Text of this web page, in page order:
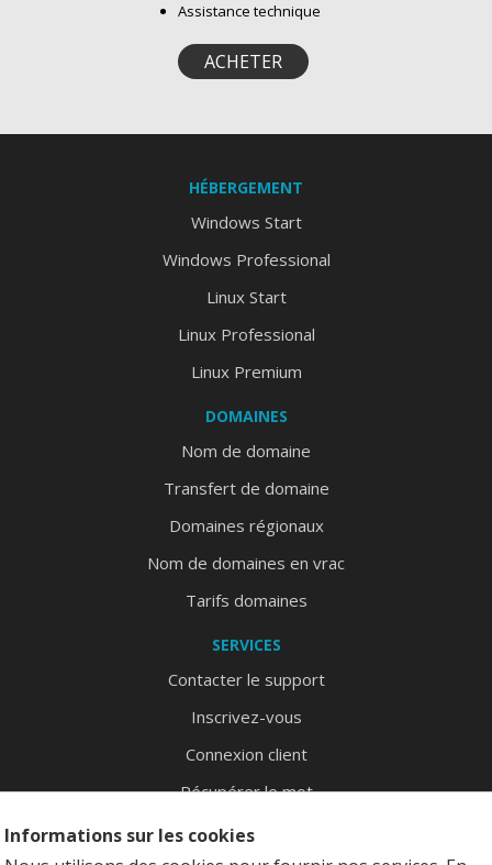
Assistance technique
ACHETER
HÉBERGEMENT
Windows Start
Windows Professional
Linux Start
Linux Professional
Linux Premium
DOMAINES
Nom de domaine
Transfert de domaine
Domaines régionaux
Nom de domaines en vrac
Tarifs domaines
SERVICES
Contacter le support
Inscrivez-vous
Connexion client
Récupérer le mot
Plan du site
Informations sur les cookies